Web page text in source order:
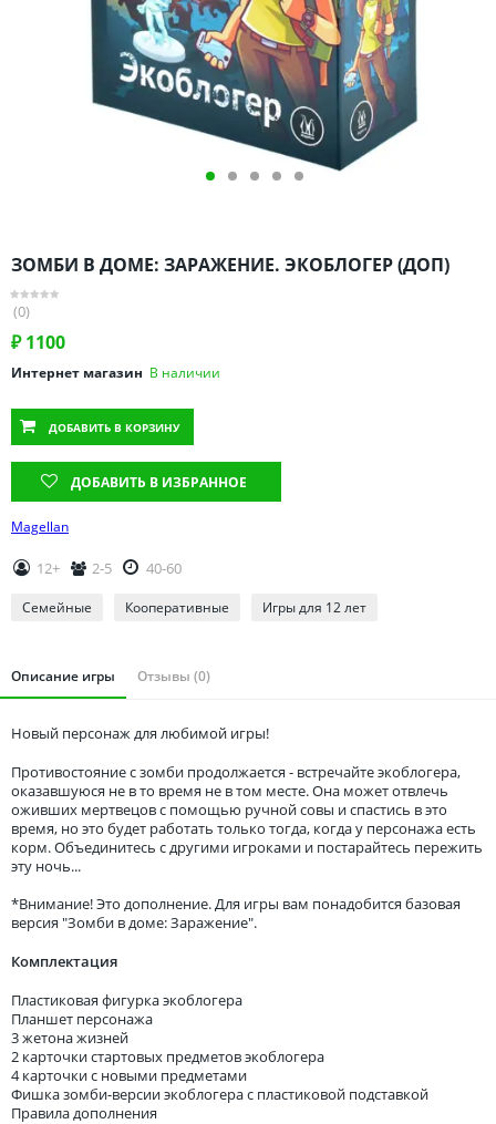
Оренбургская область
Пензенская область
Пермский край
Саратовская область
Свердловская область
Смоленская область
Ставропольский край
Татарстан
Тверская область
Томская область
Тюменская область
Удмуртия
Ульяновская область
ЗОМБИ В ДОМЕ: ЗАРАЖЕНИЕ. ЭКОБЛОГЕР (ДОП)
(0)
₽ 1100
Интернет магазин В наличии
ДОБАВИТЬ В КОРЗИНУ
ДОБАВИТЬ В ИЗБРАННОЕ
Magellan
12+ 2-5 40-60
Семейные Кооперативные Игры для 12 лет
Описание игры Отзывы (0)
Новый персонаж для любимой игры!
Противостояние с зомби продолжается - встречайте экоблогера,
оказавшуюся не в то время не в том месте. Она может отвлечь
оживших мертвецов с помощью ручной совы и спастись в это
время, но это будет работать только тогда, когда у персонажа есть
корм. Объединитесь с другими игроками и постарайтесь пережить
эту ночь...
*Внимание! Это дополнение. Для игры вам понадобится базовая
версия "Зомби в доме: Заражение".
Комплектация
Пластиковая фигурка экоблогера
Планшет персонажа
3 жетона жизней
2 карточки стартовых предметов экоблогера
4 карточки с новыми предметами
Фишка зомби-версии экоблогера с пластиковой подставкой
Правила дополнения